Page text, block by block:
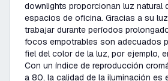
downlights proporcionan luz natural
espacios de oficina. Gracias a su
trabajar durante períodos
focos empotrables son adecuados
fiel del color de la luz, por ejemplo,
Con un índice de reproducción
a 80, la calidad de la iluminación es